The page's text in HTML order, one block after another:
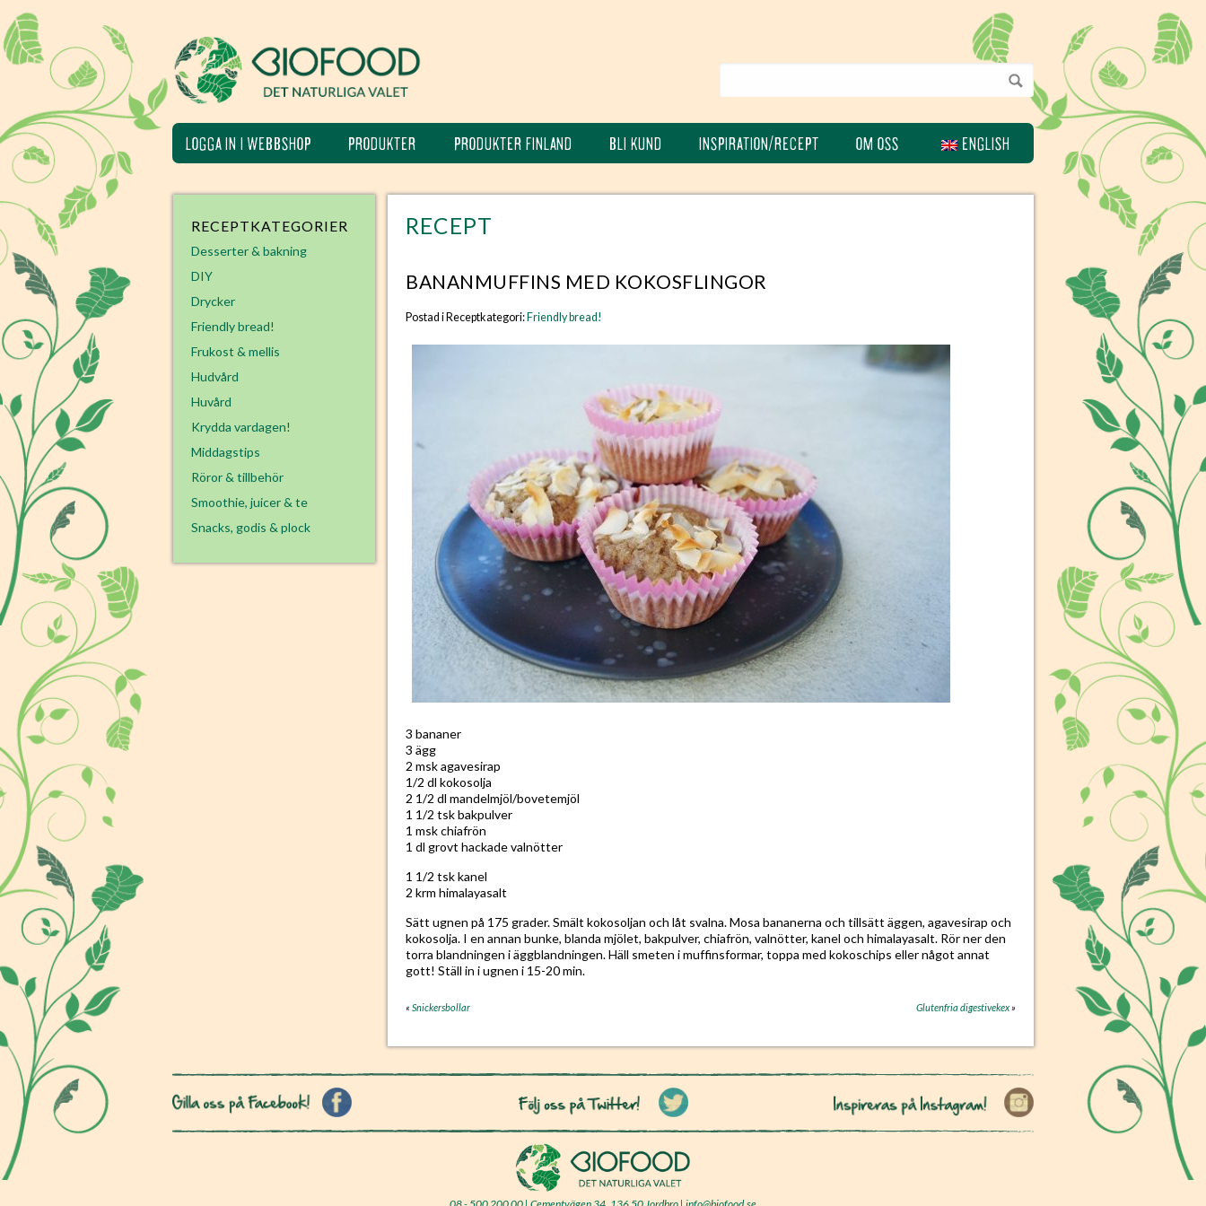
LOGGA IN I WEBBSHOP PRODUKTER PRODUKTER FINLAND BLI KUND INSPIRATION/RECEPT OM OSS ENGLISH
RECEPTKATEGORIER
Desserter & bakning
DIY
Drycker
Friendly bread!
Frukost & mellis
Hudvård
Huvård
Krydda vardagen!
Middagstips
Röror & tillbehör
Smoothie, juicer & te
Snacks, godis & plock
RECEPT
BANANMUFFINS MED KOKOSFLINGOR
Postad i Receptkategori: Friendly bread!
3 bananer
3 ägg
2 msk agavesirap
1/2 dl kokosolja
2 1/2 dl mandelmjöl/bovetemjöl
1 1/2 tsk bakpulver
1 msk chiafrön
1 dl grovt hackade valnötter
1 1/2 tsk kanel
2 krm himalayasalt
Sätt ugnen på 175 grader. Smält kokosoljan och låt svalna. Mosa bananerna och tillsätt äggen, agavesirap och
kokosolja. I en annan bunke, blanda mjölet, bakpulver, chiafrön, valnötter, kanel och himalayasalt. Rör ner den
torra blandningen i äggblandningen. Häll smeten i muffinsformar, toppa med kokoschips eller något annat
gott! Ställ in i ugnen i 15-20 min.
« Snickersbollar Glutenfria digestivekex»